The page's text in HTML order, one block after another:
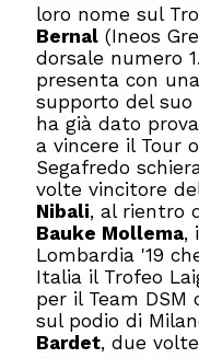
loro nome sul
Bernal (Ineos
dorsale numero
presenta con
supporto del
ha già dato
a vincere il Tour
Segafredo
volte vincitore
Nibali, al rientro
Bauke Mollema,
Lombardia '19
Italia il Trofeo
per il Team DSM
sul podio di
Bardet, due